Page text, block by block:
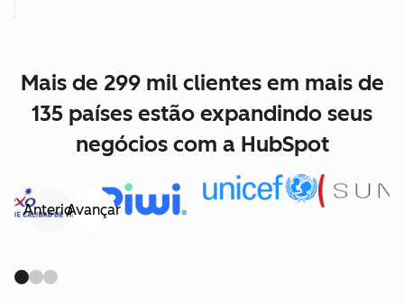
Mais de 299 mil clientes em mais de
135 países estão expandindo seus
negócios com a HubSpot
AnteriorAvançar